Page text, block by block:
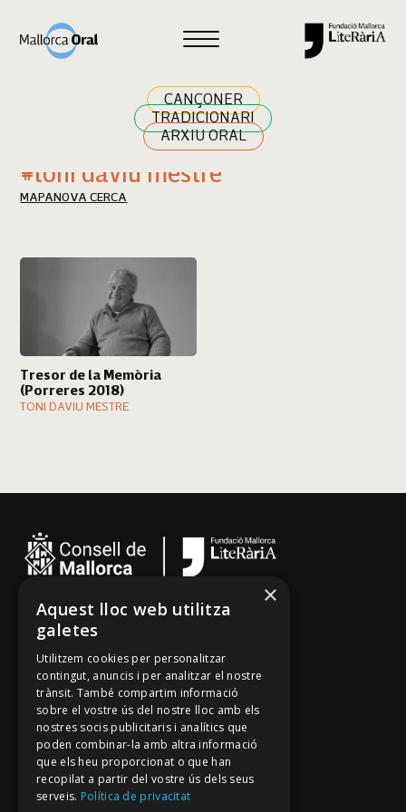
CANÇONER
TRADICIONARI
ARXIU ORAL
Cercar
Resultats cerca
#toni daviu mestre
MAPA NOVA CERCA
Tresor de la Memòria
(Porreres 2018)
TONI DAVIU MESTRE
Cançoner
Tradicionari
Arxiu Oral
Contacte
Segueix-nos
Mallorca Oral, un projecte de
×
Aquest lloc web utilitza
galetes
Utilitzem cookies per personalitzar
contingut, anuncis i per analitzar el nostre
trànsit. També compartim informació
sobre el vostre ús del nostre lloc amb els
nostres socis publicitaris i analítics que
poden combinar-la amb altra informació
que els heu proporcionat o que han
recopilat a partir del vostre ús dels seus
serveis. Política de privacitat